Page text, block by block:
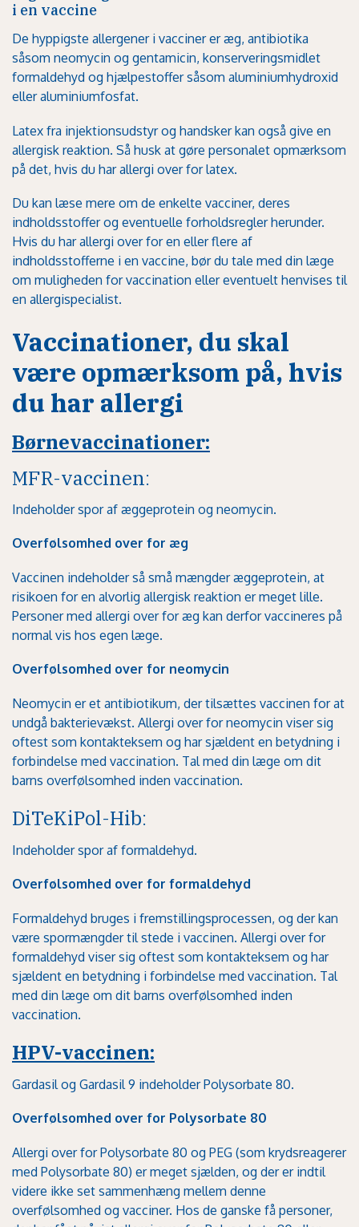
i en vaccine
De hyppigste allergener i vacciner er æg, antibiotika
såsom neomycin og gentamicin, konserveringsmidlet
formaldehyd og hjælpestoffer såsom aluminiumhydroxid
eller aluminiumfosfat.
Latex fra injektionsudstyr og handsker kan også give en
allergisk reaktion. Så husk at gøre personalet opmærksom
på det, hvis du har allergi over for latex.
Du kan læse mere om de enkelte vacciner, deres
indholdsstoffer og eventuelle forholdsregler herunder.
Hvis du har allergi over for en eller flere af
indholdsstofferne i en vaccine, bør du tale med din læge
om muligheden for vaccination eller eventuelt henvises til
en allergispecialist.
Vaccinationer, du skal
være opmærksom på, hvis
du har allergi
Børnevaccinationer:
MFR-vaccinen:
Indeholder spor af æggeprotein og neomycin.
Overfølsomhed over for æg
Vaccinen indeholder så små mængder æggeprotein, at
risikoen for en alvorlig allergisk reaktion er meget lille.
Personer med allergi over for æg kan derfor vaccineres på
normal vis hos egen læge.
Overfølsomhed over for neomycin
Neomycin er et antibiotikum, der tilsættes vaccinen for at
undgå bakterievækst. Allergi over for neomycin viser sig
oftest som kontakteksem og har sjældent en betydning i
forbindelse med vaccination. Tal med din læge om dit
barns overfølsomhed inden vaccination.
DiTeKiPol-Hib:
Indeholder spor af formaldehyd.
Overfølsomhed over for formaldehyd
Formaldehyd bruges i fremstillingsprocessen, og der kan
være spormængder til stede i vaccinen. Allergi over for
formaldehyd viser sig oftest som kontakteksem og har
sjældent en betydning i forbindelse med vaccination. Tal
med din læge om dit barns overfølsomhed inden
vaccination.
HPV-vaccinen:
Gardasil og Gardasil 9 indeholder Polysorbate 80.
Overfølsomhed over for Polysorbate 80
Allergi over for Polysorbate 80 og PEG (som krydsreagerer
med Polysorbate 80) er meget sjælden, og der er indtil
videre ikke set sammenhæng mellem denne
overfølsomhed og vacciner. Hos de ganske få personer,